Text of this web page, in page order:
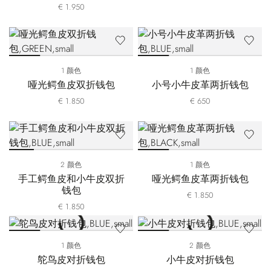
€ 1.950
1 颜色
哑光鳄鱼皮双折钱包
€ 1.850
1 颜色
小号小牛皮革两折钱包
€ 650
2 颜色
手工鳄鱼皮和小牛皮双折
钱包
€ 1.850
1 颜色
哑光鳄鱼皮革两折钱包
€ 1.850
1 颜色
鸵鸟皮对折钱包
2 颜色
小牛皮对折钱包